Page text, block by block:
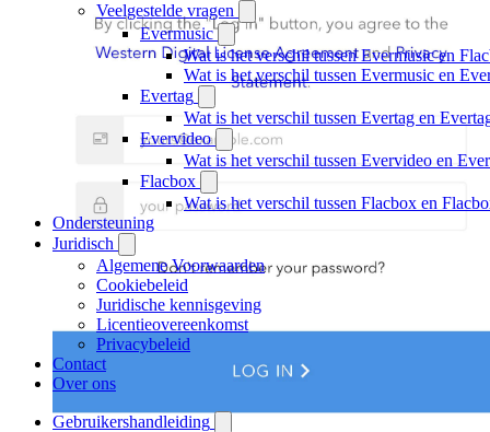
Veelgestelde vragen
Evermusic
Wat is het verschil tussen Evermusic en
Wat is het verschil tussen Evermusic en
Evertag
Wat is het verschil tussen Evertag en
Evervideo
Wat is het verschil tussen Evervideo en
Flacbox
Wat is het verschil tussen Flacbox en
Ondersteuning
Juridisch
Algemene Voorwaarden
Cookiebeleid
Juridische kennisgeving
Licentieovereenkomst
Privacybeleid
Contact
Over ons
Gebruikershandleiding